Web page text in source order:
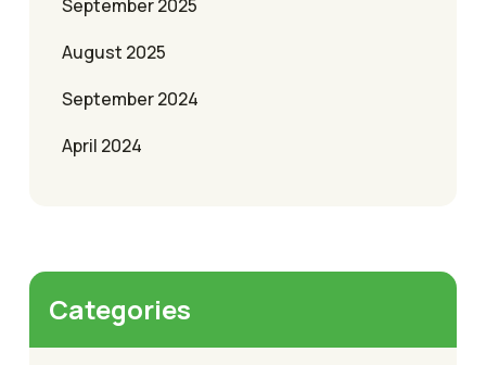
September 2025
August 2025
September 2024
April 2024
Categories